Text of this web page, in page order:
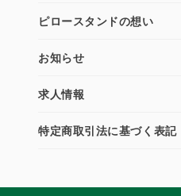
ピロースタンドの想い
お知らせ
求人情報
特定商取引法に基づく表記